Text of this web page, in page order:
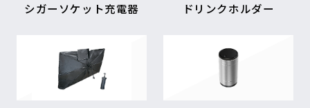
シガーソケット充電器 ドリンクホルダー